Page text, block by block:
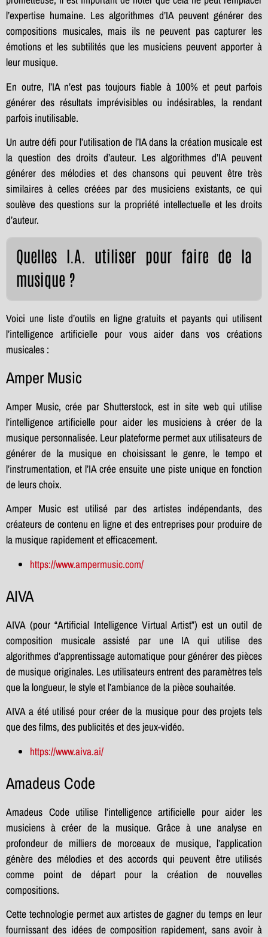
l’expertise humaine. Les algorithmes d’IA peuvent générer des
compositions musicales, mais ils ne peuvent pas capturer les
émotions et les subtilités que les musiciens peuvent apporter à
leur musique.
En outre, l’IA n’est pas toujours fiable à 100% et peut parfois
générer des résultats imprévisibles ou indésirables, la rendant
parfois inutilisable.
Un autre défi pour l’utilisation de l’IA dans la création musicale est
la question des droits d’auteur. Les algorithmes d’IA peuvent
générer des mélodies et des chansons qui peuvent être très
similaires à celles créées par des musiciens existants, ce qui
soulève des questions sur la propriété intellectuelle et les droits
d’auteur.
Quelles I.A. utiliser pour faire de la
musique ?
Voici une liste d’outils en ligne gratuits et payants qui utilisent
l’intelligence artificielle pour vous aider dans vos créations
musicales :
Amper Music
Amper Music, crée par Shutterstock, est in site web qui utilise
l’intelligence artificielle pour aider les musiciens à créer de la
musique personnalisée. Leur plateforme permet aux utilisateurs de
générer de la musique en choisissant le genre, le tempo et
l’instrumentation, et l’IA crée ensuite une piste unique en fonction
de leurs choix.
Amper Music est utilisé par des artistes indépendants, des
créateurs de contenu en ligne et des entreprises pour produire de
la musique rapidement et efficacement.
https://www.ampermusic.com/
AIVA
AIVA (pour “Artificial Intelligence Virtual Artist”) est un outil de
composition musicale assisté par une IA qui utilise des
algorithmes d’apprentissage automatique pour générer des pièces
de musique originales. Les utilisateurs entrent des paramètres tels
que la longueur, le style et l’ambiance de la pièce souhaitée.
AIVA a été utilisé pour créer de la musique pour des projets tels
que des films, des publicités et des jeux-vidéo.
https://www.aiva.ai/
Amadeus Code
Amadeus Code utilise l’intelligence artificielle pour aider les
musiciens à créer de la musique. Grâce à une analyse en
profondeur de milliers de morceaux de musique, l’application
génère des mélodies et des accords qui peuvent être utilisés
comme point de départ pour la création de nouvelles
compositions.
Cette technologie permet aux artistes de gagner du temps en leur
fournissant des idées de composition rapidement, sans avoir à